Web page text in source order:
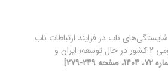
شایستگی‌های ناب در فرایند ارتباطات ناب
پژوهشی در بخش عمومی 2 کشور در حال توسعه؛ ایران و